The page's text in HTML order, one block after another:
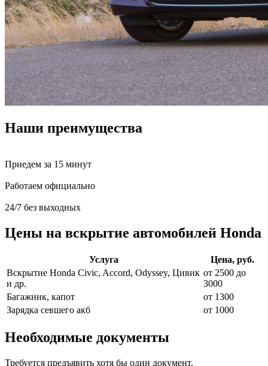
Наши преимущества
Приедем за 15 минут
Работаем официально
24/7 без выходных
Цены на вскрытие автомобилей Honda
Услуга
Цена, руб.
Вскрытие Honda Civic, Accord, Odyssey, Цивик
и др.
от 2500 до
3000
Багажник, капот
от 1300
Зарядка севшего акб
от 1000
Необходимые документы
Требуется предъявить хотя бы один документ,